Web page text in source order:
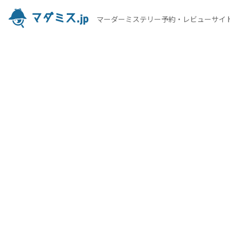
マーダーミステリー予約・レビューサイ